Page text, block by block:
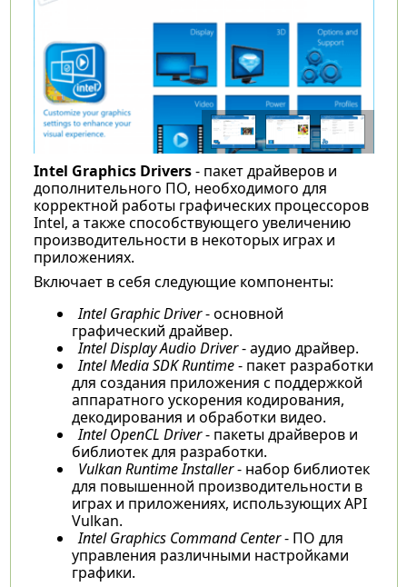
Intel Graphics Drivers- пакет драйверов и
дополнительного ПО, необходимого для
корректной работы графических процессоров
Intel, а также способствующего увеличению
производительности в некоторых играх и
приложениях.
Включает в себя следующие компоненты:
Intel Graphic Driver- основной
графический драйвер.
Intel Display Audio Driver- аудио драйвер.
Intel Media SDK Runtime- пакет разработки
для создания приложения с поддержкой
аппаратного ускорения кодирования,
декодирования и обработки видео.
Intel OpenCL Driver- пакеты драйверов и
библиотек для разработки.
Vulkan Runtime Installer- набор библиотек
для повышенной производительности в
играх и приложениях, использующих API
Vulkan.
Intel Graphics Command Center- ПО для
управления различными настройками
графики.